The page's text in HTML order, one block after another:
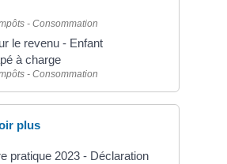
- Consommation
le revenu - Enfant
à charge
- Consommation
plus
pratique 2023 - Déclaration